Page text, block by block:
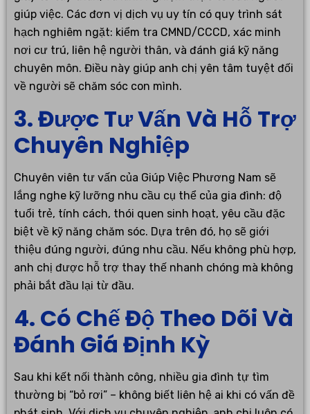
giúp việc. Các đơn vị dịch vụ uy tín có quy trình sát
hạch nghiêm ngặt: kiểm tra CMND/CCCD, xác minh
nơi cư trú, liên hệ người thân, và đánh giá kỹ năng
chuyên môn. Điều này giúp anh chị yên tâm tuyệt đối
về người sẽ chăm sóc con mình.
3. Được Tư Vấn Và Hỗ Trợ
Chuyên Nghiệp
Chuyên viên tư vấn của Giúp Việc Phương Nam sẽ
lắng nghe kỹ lưỡng nhu cầu cụ thể của gia đình: độ
tuổi trẻ, tính cách, thói quen sinh hoạt, yêu cầu đặc
biệt về kỹ năng chăm sóc. Dựa trên đó, họ sẽ giới
thiệu đúng người, đúng nhu cầu. Nếu không phù hợp,
anh chị được hỗ trợ thay thế nhanh chóng mà không
phải bắt đầu lại từ đầu.
4. Có Chế Độ Theo Dõi Và
Đánh Giá Định Kỳ
Sau khi kết nối thành công, nhiều gia đình tự tìm
thường bị “bỏ rơi” – không biết liên hệ ai khi có vấn đề